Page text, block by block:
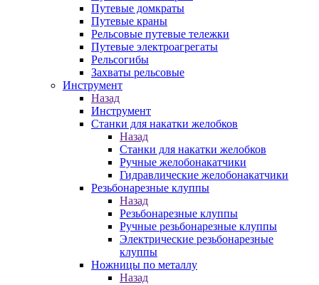
Путевые домкраты
Путевые краны
Рельсовые путевые тележки
Путевые электроагрегаты
Рельсогибы
Захваты рельсовые
Инструмент
Назад
Инструмент
Станки для накатки желобков
Назад
Станки для накатки желобков
Ручные желобонакатчики
Гидравлические желобонакатчики
Резьбонарезные клуппы
Назад
Резьбонарезные клуппы
Ручные резьбонарезные клуппы
Электрические резьбонарезные
клуппы
Ножницы по металлу
Назад